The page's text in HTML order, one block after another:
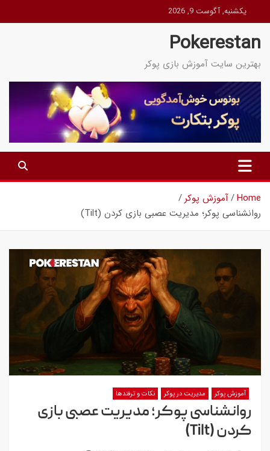
to
content
یکشنبه, آگوست 9, 2026
Pokerestan
بهترین سایت آموزش بازی پوکر
Home آموزش پوکر
روانشناسی پوکر؛ مدیریت عصبی بازی کردن (Tilt)
آموزش پوکر مدیریت در پوکر نکات و ترفندها
روانشناسی پوکر؛ مدیریت عصبی بازی
کردن (Tilt)